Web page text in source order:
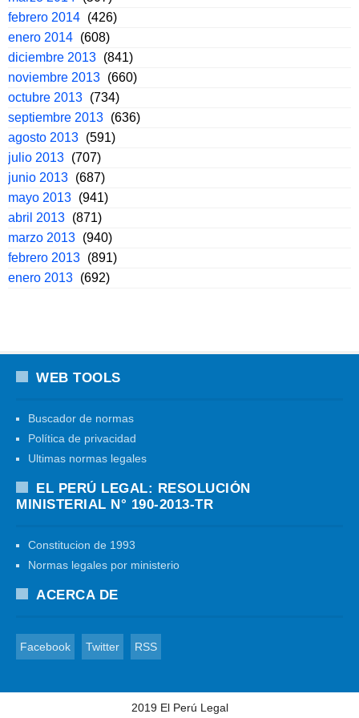
febrero 2014 (426)
enero 2014 (608)
diciembre 2013 (841)
noviembre 2013 (660)
octubre 2013 (734)
septiembre 2013 (636)
agosto 2013 (591)
julio 2013 (707)
junio 2013 (687)
mayo 2013 (941)
abril 2013 (871)
marzo 2013 (940)
febrero 2013 (891)
enero 2013 (692)
WEB TOOLS
Buscador de normas
Política de privacidad
Ultimas normas legales
EL PERÚ LEGAL: RESOLUCIÓN
MINISTERIAL N° 190-2013-TR
Constitucion de 1993
Normas legales por ministerio
ACERCA DE
Facebook Twitter RSS
2019 El Perú Legal